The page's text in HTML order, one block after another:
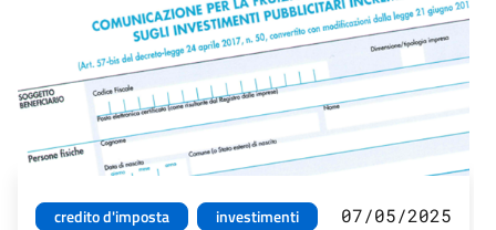
credito d'imposta
investimenti
07/05/2025